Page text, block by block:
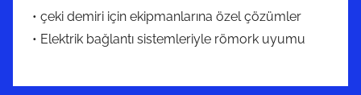
• çeki demiri için ekipmanlarına özel çözümler
• Elektrik bağlantı sistemleriyle römork uyumu